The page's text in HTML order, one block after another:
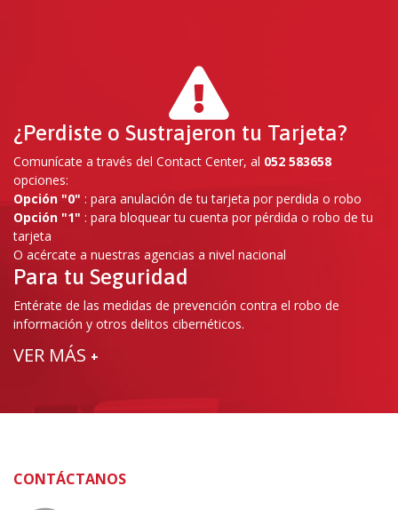
¿Perdiste o Sustrajeron tu Tarjeta?
Comunícate a través del Contact Center, al 052 583658
opciones:
Opción "0" : para anulación de tu tarjeta por perdida o robo
Opción "1" : para bloquear tu cuenta por pérdida o robo de tu
tarjeta
O acércate a nuestras agencias a nivel nacional
Para tu Seguridad
Entérate de las medidas de prevención contra el robo de
información y otros delitos cibernéticos.
VER MÁS +
CONTÁCTANOS